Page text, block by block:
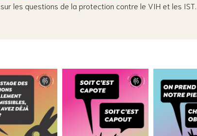
sur les questions de la protection contre le VIH et les IST.